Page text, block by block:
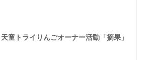
童トライりんごオーナー活動「摘果」